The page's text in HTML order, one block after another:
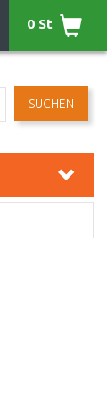
SUCHEN
0 St